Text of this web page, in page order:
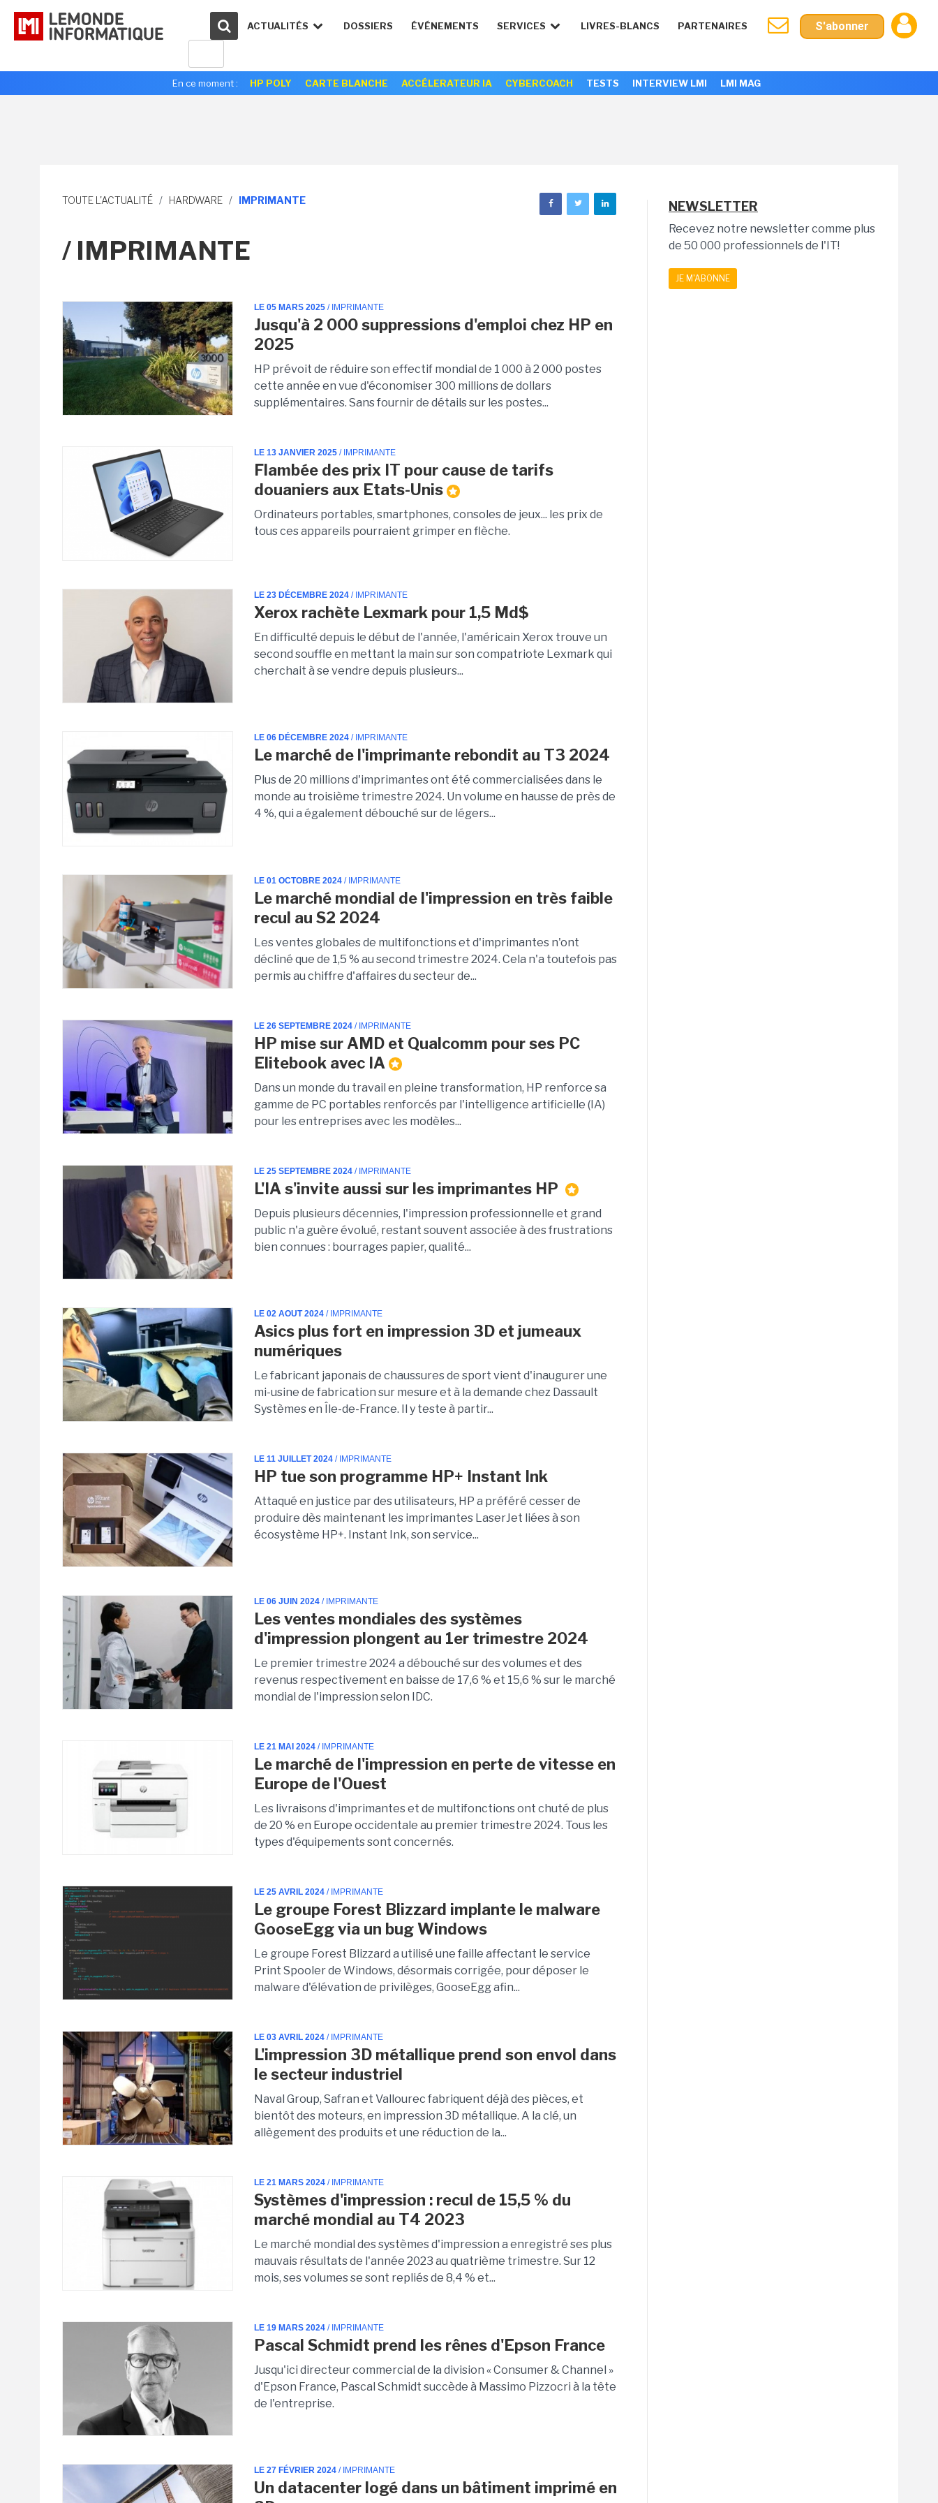
ACTUALITÉS DOSSIERS ÉVÉNEMENTS SERVICES LIVRES-BLANCS PARTENAIRES S'abonner
En ce moment : HP POLY CARTE BLANCHE ACCÉLERATEUR IA CYBERCOACH TESTS INTERVIEW LMI LMI MAG
TOUTE L'ACTUALITÉ / HARDWARE / IMPRIMANTE
/ IMPRIMANTE
LE 05 MARS 2025 / IMPRIMANTE
Jusqu'à 2 000 suppressions d'emploi chez HP en
2025
HP prévoit de réduire son effectif mondial de 1 000 à 2 000 postes
cette année en vue d'économiser 300 millions de dollars
supplémentaires. Sans fournir de détails sur les postes...
LE 13 JANVIER 2025 / IMPRIMANTE
Flambée des prix IT pour cause de tarifs
douaniers aux Etats-Unis
Ordinateurs portables, smartphones, consoles de jeux... les prix de
tous ces appareils pourraient grimper en flèche.
LE 23 DÉCEMBRE 2024 / IMPRIMANTE
Xerox rachète Lexmark pour 1,5 Md$
En difficulté depuis le début de l'année, l'américain Xerox trouve un
second souffle en mettant la main sur son compatriote Lexmark qui
cherchait à se vendre depuis plusieurs...
LE 06 DÉCEMBRE 2024 / IMPRIMANTE
Le marché de l'imprimante rebondit au T3 2024
Plus de 20 millions d'imprimantes ont été commercialisées dans le
monde au troisième trimestre 2024. Un volume en hausse de près de
4 %, qui a également débouché sur de légers...
LE 01 OCTOBRE 2024 / IMPRIMANTE
Le marché mondial de l'impression en très faible
recul au S2 2024
Les ventes globales de multifonctions et d'imprimantes n'ont
décliné que de 1,5 % au second trimestre 2024. Cela n'a toutefois pas
permis au chiffre d'affaires du secteur de...
LE 26 SEPTEMBRE 2024 / IMPRIMANTE
HP mise sur AMD et Qualcomm pour ses PC
Elitebook avec IA
Dans un monde du travail en pleine transformation, HP renforce sa
gamme de PC portables renforcés par l'intelligence artificielle (IA)
pour les entreprises avec les modèles...
LE 25 SEPTEMBRE 2024 / IMPRIMANTE
L'IA s'invite aussi sur les imprimantes HP
Depuis plusieurs décennies, l'impression professionnelle et grand
public n'a guère évolué, restant souvent associée à des frustrations
bien connues : bourrages papier, qualité...
LE 02 AOUT 2024 / IMPRIMANTE
Asics plus fort en impression 3D et jumeaux
numériques
Le fabricant japonais de chaussures de sport vient d'inaugurer une
mi-usine de fabrication sur mesure et à la demande chez Dassault
Systèmes en Île-de-France. Il y teste à partir...
LE 11 JUILLET 2024 / IMPRIMANTE
HP tue son programme HP+ Instant Ink
Attaqué en justice par des utilisateurs, HP a préféré cesser de
produire dès maintenant les imprimantes LaserJet liées à son
écosystème HP+. Instant Ink, son service...
LE 06 JUIN 2024 / IMPRIMANTE
Les ventes mondiales des systèmes
d'impression plongent au 1er trimestre 2024
Le premier trimestre 2024 a débouché sur des volumes et des
revenus respectivement en baisse de 17,6 % et 15,6 % sur le marché
mondial de l'impression selon IDC.
LE 21 MAI 2024 / IMPRIMANTE
Le marché de l'impression en perte de vitesse en
Europe de l'Ouest
Les livraisons d'imprimantes et de multifonctions ont chuté de plus
de 20 % en Europe occidentale au premier trimestre 2024. Tous les
types d'équipements sont concernés.
LE 25 AVRIL 2024 / IMPRIMANTE
Le groupe Forest Blizzard implante le malware
GooseEgg via un bug Windows
Le groupe Forest Blizzard a utilisé une faille affectant le service
Print Spooler de Windows, désormais corrigée, pour déposer le
malware d'élévation de privilèges, GooseEgg afin...
LE 03 AVRIL 2024 / IMPRIMANTE
L'impression 3D métallique prend son envol dans
le secteur industriel
Naval Group, Safran et Vallourec fabriquent déjà des pièces, et
bientôt des moteurs, en impression 3D métallique. A la clé, un
allègement des produits et une réduction de la...
LE 21 MARS 2024 / IMPRIMANTE
Systèmes d'impression : recul de 15,5 % du
marché mondial au T4 2023
Le marché mondial des systèmes d'impression a enregistré ses plus
mauvais résultats de l'année 2023 au quatrième trimestre. Sur 12
mois, ses volumes se sont repliés de 8,4 % et...
LE 19 MARS 2024 / IMPRIMANTE
Pascal Schmidt prend les rênes d'Epson France
Jusqu'ici directeur commercial de la division « Consumer & Channel »
d'Epson France, Pascal Schmidt succède à Massimo Pizzocri à la tête
de l'entreprise.
LE 27 FÉVRIER 2024 / IMPRIMANTE
Un datacenter logé dans un bâtiment imprimé en
NEWSLETTER
Recevez notre newsletter comme plus
de 50 000 professionnels de l'IT!
JE M'ABONNE